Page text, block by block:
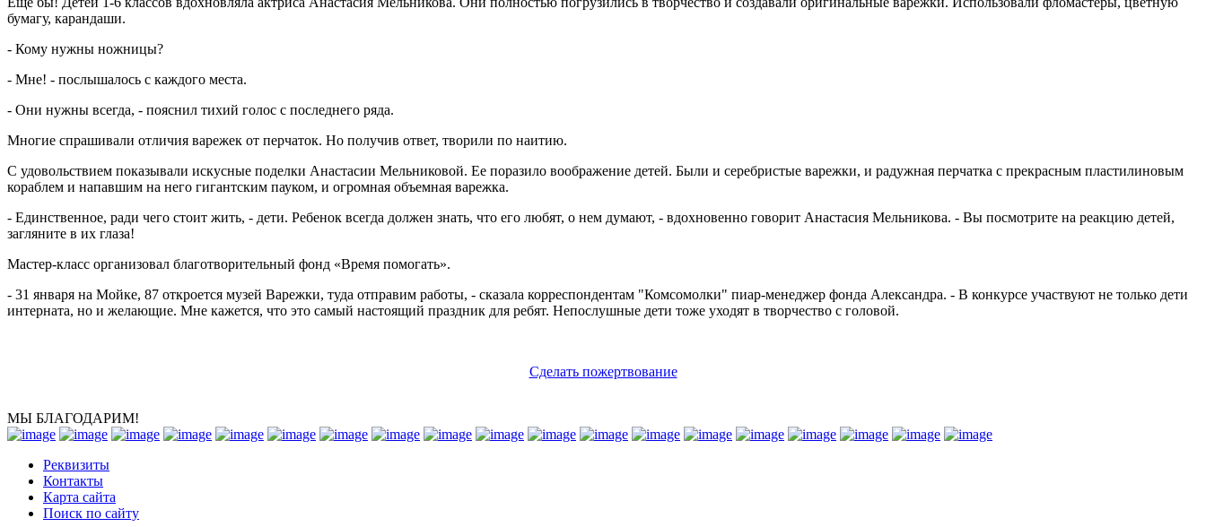
бумагу, карандаши.
- Кому нужны ножницы?
- Мне! - послышалось с каждого места.
- Они нужны всегда, - пояснил тихий голос с последнего ряда.
Многие спрашивали отличия варежек от перчаток. Но получив ответ, творили по наитию.
С удовольствием показывали искусные поделки Анастасии Мельниковой. Ее поразило воображение детей. Были и серебристые варежки, и радужная перчатка с прекрасным пластилиновым
кораблем и напавшим на него гигантским пауком, и огромная объемная варежка.
- Единственное, ради чего стоит жить, - дети. Ребенок всегда должен знать, что его любят, о нем думают, - вдохновенно говорит Анастасия Мельникова. - Вы посмотрите на реакцию детей,
загляните в их глаза!
Мастер-класс организовал благотворительный фонд «Время помогать».
- 31 января на Мойке, 87 откроется музей Варежки, туда отправим работы, - сказала корреспондентам "Комсомолки" пиар-менеджер фонда Александра. - В конкурсе участвуют не только дети
интерната, но и желающие. Мне кажется, что это самый настоящий праздник для ребят. Непослушные дети тоже уходят в творчество с головой.
Сделать пожертвование
МЫ БЛАГОДАРИМ!
Реквизиты
Контакты
Карта сайта
Поиск по сайту